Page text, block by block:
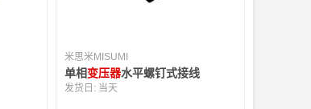
米思米MISUMI
单相变压器水平螺钉式接线
发货日: 当天